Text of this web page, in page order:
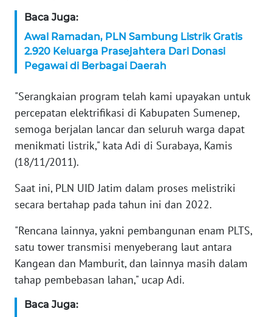
Baca Juga:
Awal Ramadan, PLN Sambung Listrik Gratis
2.920 Keluarga Prasejahtera Dari Donasi
Pegawai di Berbagai Daerah
"Serangkaian program telah kami upayakan untuk
percepatan elektrifikasi di Kabupaten Sumenep,
semoga berjalan lancar dan seluruh warga dapat
menikmati listrik," kata Adi di Surabaya, Kamis
(18/11/2011).
Saat ini, PLN UID Jatim dalam proses melistriki
secara bertahap pada tahun ini dan 2022.
"Rencana lainnya, yakni pembangunan enam PLTS,
satu tower transmisi menyeberang laut antara
Kangean dan Mamburit, dan lainnya masih dalam
tahap pembebasan lahan," ucap Adi.
Baca Juga:
WN
SUMUT
WN
WN
WN
BANTEN
WN
WN
PAPUA